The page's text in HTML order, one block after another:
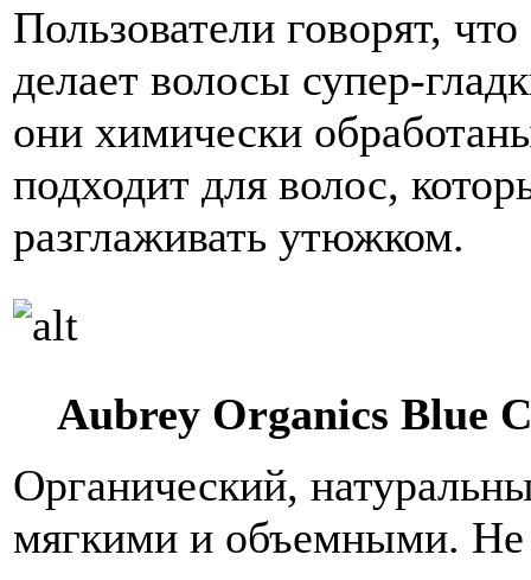
Пользователи говорят, что
делает волосы супер-
они химически
подходит для волос,
разглаживать утюжком.
Aubrey Organics Blue
Органический,
мягкими и объемными. Не